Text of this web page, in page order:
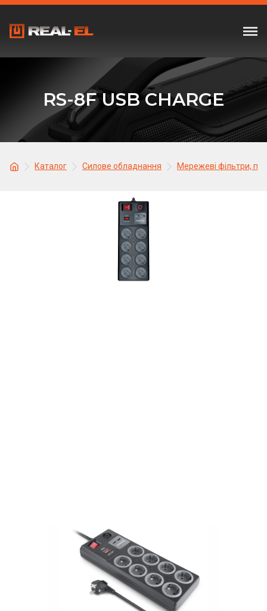
RS-8F USB CHARGE
Каталог Силове обладнання Мережеві фільтри,